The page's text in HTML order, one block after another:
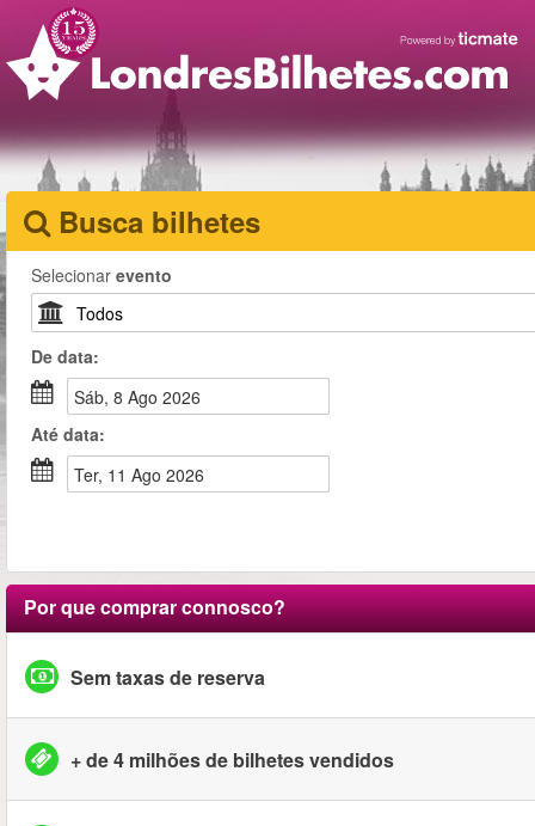
Busca bilhetes
Selecionar evento
De data:
Sáb, 8 Ago 2026
Até data:
Ter, 11 Ago 2026
Por que comprar connosco?
Sem taxas de reserva
+ de 4 milhões de bilhetes vendidos